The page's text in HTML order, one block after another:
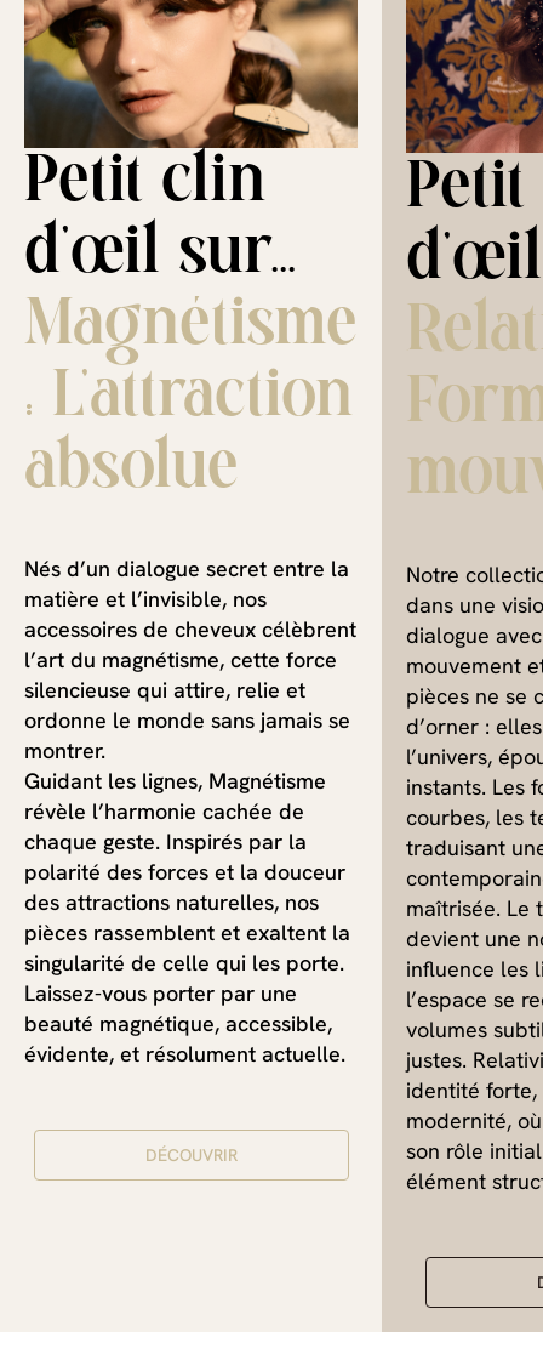
Petit clin
d'œil sur...
Magnétisme
: L’attraction
absolue
Nés d’un dialogue secret entre la
matière et l’invisible, nos
accessoires de cheveux célèbrent
l’art du magnétisme, cette force
silencieuse qui attire, relie et
ordonne le monde sans jamais se
montrer.
Guidant les lignes, Magnétisme
révèle l’harmonie cachée de
chaque geste. Inspirés par la
polarité des forces et la douceur
des attractions naturelles, nos
pièces rassemblent et exaltent la
singularité de celle qui les porte.
Laissez-vous porter par une
beauté magnétique, accessible,
évidente, et résolument actuelle.
DÉCOUVRIR
d'œil
Notre
dans une
dialogue
mouvement
pièces ne se
d’orner :
l’univers,
instants. Les
courbes, les
traduisant
maîtrisée. Le
devient une
influence les
l’espace se
volumes
justes.
identité
modernité,
son rôle
élément